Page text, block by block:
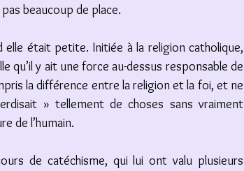
beaucoup de place.
elle était petite. Initiée à la religion catholique,
qu’il y ait une force au-dessus responsable de
la différence entre la religion et la foi, et ne
» tellement de choses sans vraiment
de l’humain.
de catéchisme, qui lui ont valu plusieurs